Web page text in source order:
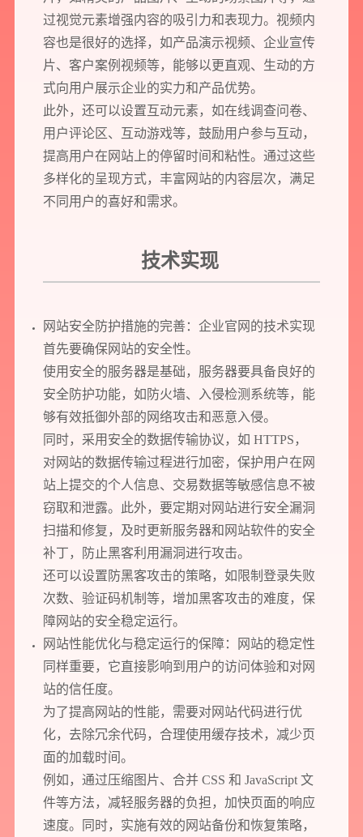
我们将为您提供量身定制的个性化服务，包括竞品观察，行业数据分析
实施方案及对应预算等
品牌设计
您希望： 预约面谈 在线视频会议 电话 / 微信沟通
再想想，稍后预约
过视觉元素增强内容的吸引力和表现力。视频内
容也是很好的选择，如产品演示视频、企业宣传
片、客户案例视频等，能够以更直观、生动的方
式向用户展示企业的实力和产品优势。
此外，还可以设置互动元素，如在线调查问卷、
用户评论区、互动游戏等，鼓励用户参与互动，
提高用户在网站上的停留时间和粘性。通过这些
多样化的呈现方式，丰富网站的内容层次，满足
不同用户的喜好和需求。
技术实现
网站安全防护措施的完善：企业官网的技术实现
首先要确保网站的安全性。
使用安全的服务器是基础，服务器要具备良好的
安全防护功能，如防火墙、入侵检测系统等，能
够有效抵御外部的网络攻击和恶意入侵。
同时，采用安全的数据传输协议，如 HTTPS，
对网站的数据传输过程进行加密，保护用户在网
站上提交的个人信息、交易数据等敏感信息不被
窃取和泄露。此外，要定期对网站进行安全漏洞
扫描和修复，及时更新服务器和网站软件的安全
补丁，防止黑客利用漏洞进行攻击。
还可以设置防黑客攻击的策略，如限制登录失败
次数、验证码机制等，增加黑客攻击的难度，保
障网站的安全稳定运行。
网站性能优化与稳定运行的保障：网站的稳定性
同样重要，它直接影响到用户的访问体验和对网
站的信任度。
为了提高网站的性能，需要对网站代码进行优
化，去除冗余代码，合理使用缓存技术，减少页
面的加载时间。
例如，通过压缩图片、合并 CSS 和 JavaScript 文
件等方法，减轻服务器的负担，加快页面的响应
速度。同时，实施有效的网站备份和恢复策略，